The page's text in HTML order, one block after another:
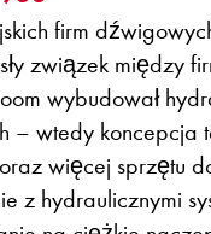
firm
związek między
wybudował
– wtedy
więcej sprzętu
z hydraulicznymi